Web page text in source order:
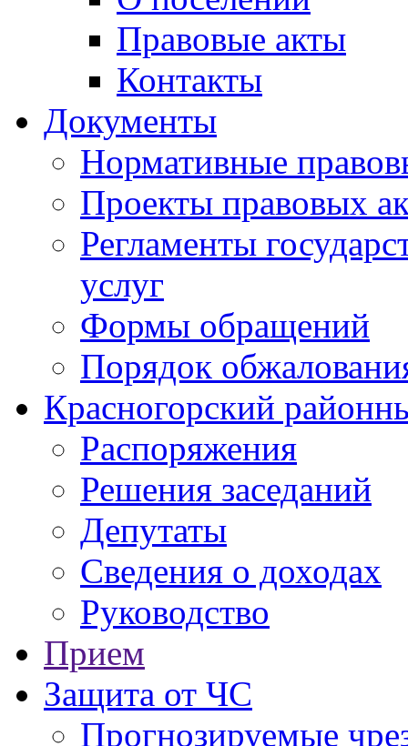
Правовые акты
Контакты
Документы
Нормативные
Проекты правовых
Регламенты
услуг
Формы обращений
Порядок
Красногорский
Распоряжения
Решения заседаний
Депутаты
Сведения о доходах
Руководство
Прием
Защита от ЧС
Прогнозируемые